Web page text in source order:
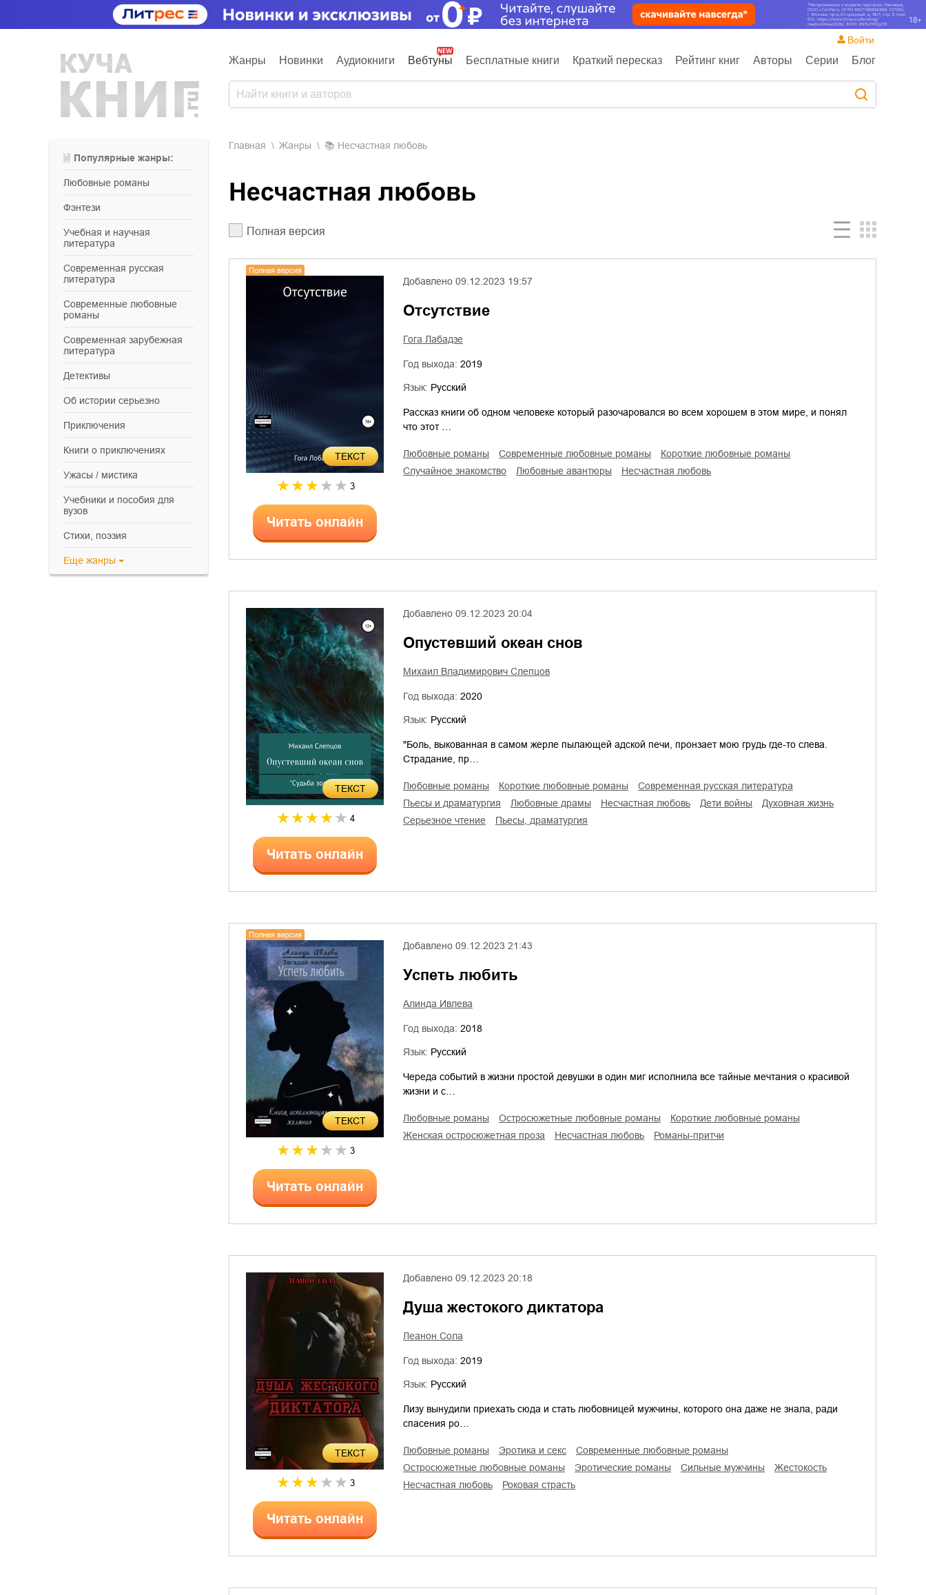
Жанры Новинки Аудиокниги Вебтуны Бесплатные книги Краткий пересказ Рейтинг книг Авторы Серии Блог
Войти
Популярные жанры:
любовные романы
фэнтези
учебная и научная
литература
современная русская
литература
современные любовные
романы
современная зарубежная
литература
детективы
об истории серьезно
приключения
книги о приключениях
ужасы / мистика
учебники и пособия для
вузов
cтихи, поэзия
Еще жанры
Главная Жанры Несчастная любовь
Несчастная любовь
Полная версия
ТЕКСТ
Полная версия
3
Читать онлайн
Добавлено 09.12.2023 19:57
Отсутствие
Гога Лабадзе
Год выхода: 2019
Язык: Русский
Рассказ книги об одном человеке который разочаровался во всем хорошем в этом мире, и понял
что этот …
любовные романы современные любовные романы
короткие любовные романы
случайное знакомство
любовные авантюры несчастная любовь
ТЕКСТ
4
Читать онлайн
Добавлено 09.12.2023 20:04
Опустевший океан снов
Михаил Владимирович Слепцов
Год выхода: 2020
Язык: Русский
"Боль, выкованная в самом жерле пылающей адской печи, пронзает мою грудь где-то слева.
Страдание, пр…
любовные романы короткие любовные романы
современная русская литература
пьесы и драматургия
любовные драмы несчастная любовь дети войны
духовная жизнь
серьезное чтение
пьесы, драматургия
ТЕКСТ
Полная версия
3
Читать онлайн
Добавлено 09.12.2023 21:43
Успеть любить
Алинда Ивлева
Год выхода: 2018
Язык: Русский
Череда событий в жизни простой девушки в один миг исполнила все тайные мечтания о красивой
жизни и с…
любовные романы остросюжетные любовные романы
короткие любовные романы
женская остросюжетная проза
несчастная любовь романы-притчи
ТЕКСТ
3
Читать онлайн
Добавлено 09.12.2023 20:18
Душа жестокого диктатора
Леанон Сола
Год выхода: 2019
Язык: Русский
Лизу вынудили приехать сюда и стать любовницей мужчины, которого она даже не знала, ради
спасения ро…
любовные романы эротика и секс
современные любовные романы
остросюжетные любовные романы
эротические романы сильные мужчины
жестокость
несчастная любовь
роковая страсть